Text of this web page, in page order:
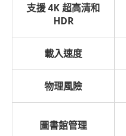
支援 4K 超高清和
HDR
載入速度
物理風險
圖書館管理